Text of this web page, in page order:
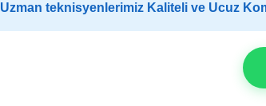
Uzman teknisyenlerimiz Kaliteli ve Ucuz